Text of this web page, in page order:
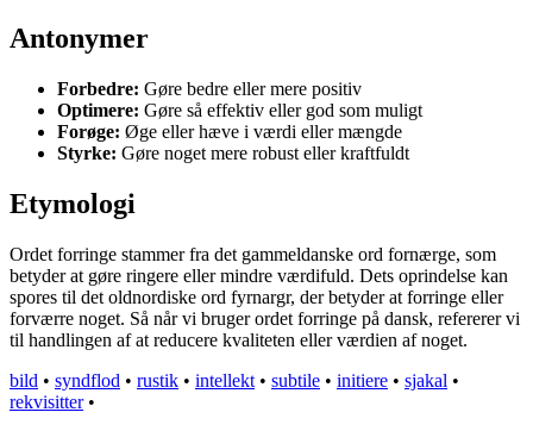
Antonymer
Forbedre: Gøre bedre eller mere positiv
Optimere: Gøre så effektiv eller god som muligt
Forøge: Øge eller hæve i værdi eller mængde
Styrke: Gøre noget mere robust eller kraftfuldt
Etymologi
Ordet forringe stammer fra det gammeldanske ord fornærge, som
betyder at gøre ringere eller mindre værdifuld. Dets oprindelse kan
spores til det oldnordiske ord fyrnargr, der betyder at forringe eller
forværre noget. Så når vi bruger ordet forringe på dansk, refererer vi
til handlingen af at reducere kvaliteten eller værdien af noget.
bild • syndflod • rustik • intellekt • subtile • initiere • sjakal •
rekvisitter•